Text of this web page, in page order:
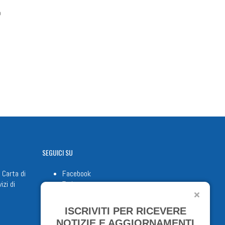
di
di
SEGUICISU
Facebook
Twitter
ISCRIVITI PER RICEVERE